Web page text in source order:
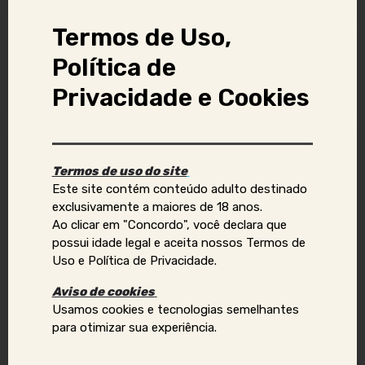
Atende Presencial
Aviso Importante:
Se você identificar golpes, conteúdos ilegais ou abusivos,
ou quiser reportar violações de direitos autorais, uso
e-mail, nomes, endereços, etc.), envie um e-mail para:
contato@acompanhantesvirtual.com.br.
Termos de Uso,
Política de
Privacidade e Cookies
Termos de uso do site
Este site contém conteúdo adulto destinado
exclusivamente a maiores de 18 anos.
Ao clicar em "Concordo", você declara que
possui idade legal e aceita nossos Termos de
Uso e Política de Privacidade.
Aviso de cookies
Usamos cookies e tecnologias semelhantes
para otimizar sua experiência.